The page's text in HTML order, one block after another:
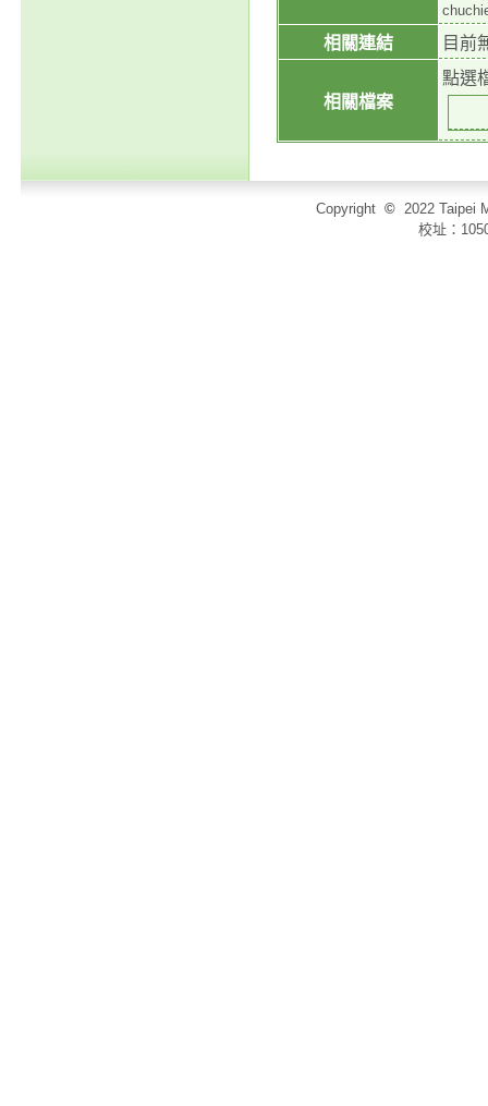
相關連結 目前
相關檔案
點選
Copyright © 2022 Taipei
校址：